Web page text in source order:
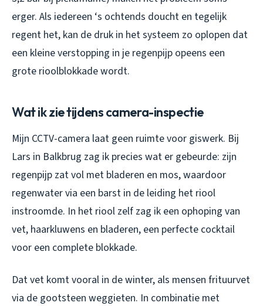
erger. Als iedereen ‘s ochtends doucht en tegelijk
regent het, kan de druk in het systeem zo oplopen dat
een kleine verstopping in je regenpijp opeens een
grote rioolblokkade wordt.
Wat ik zie tijdens camera-inspectie
Mijn CCTV-camera laat geen ruimte voor giswerk. Bij
Lars in Balkbrug zag ik precies wat er gebeurde: zijn
regenpijp zat vol met bladeren en mos, waardoor
regenwater via een barst in de leiding het riool
instroomde. In het riool zelf zag ik een ophoping van
vet, haarkluwens en bladeren, een perfecte cocktail
voor een complete blokkade.
Dat vet komt vooral in de winter, als mensen frituurvet
via de gootsteen weggieten. In combinatie met